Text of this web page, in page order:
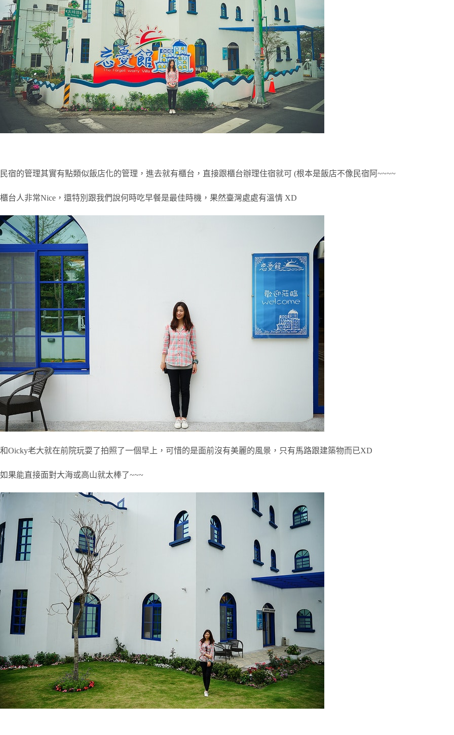
民宿的管理其實有點類似飯店化的管理，進去就有櫃台，直接跟櫃台辦理住宿就可 (根本是飯店不像民宿阿~~~~
櫃台人非常Nice，還特別跟我們說何時吃早餐是最佳時機，果然臺灣處處有溫情 XD
和Oicky老大就在前院玩耍了拍照了一個早上，可惜的是面前沒有美麗的風景，只有馬路跟建築物而已XD
如果能直接面對大海或高山就太棒了~~~